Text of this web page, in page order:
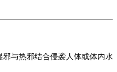
与热邪结合侵袭人体或体内水